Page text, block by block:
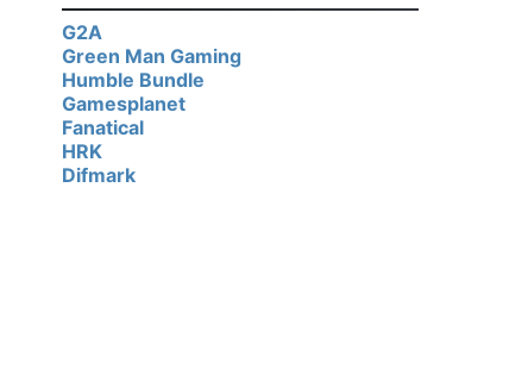
G2A
Green Man Gaming
Humble Bundle
Gamesplanet
Fanatical
HRK
Difmark